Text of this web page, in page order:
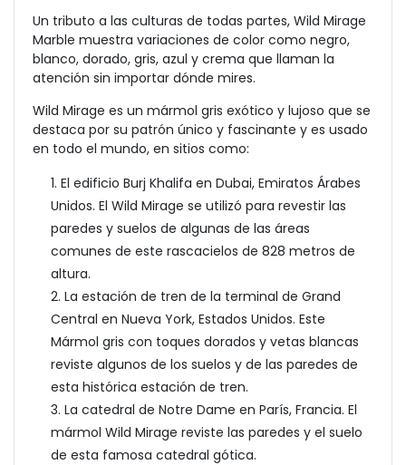
Un tributo a las culturas de todas partes, Wild Mirage
Marble muestra variaciones de color como negro,
blanco, dorado, gris, azul y crema que llaman la
atención sin importar dónde mires.
Wild Mirage es un mármol gris exótico y lujoso que se
destaca por su patrón único y fascinante y es usado
en todo el mundo, en sitios como:
1. El edificio Burj Khalifa en Dubai, Emiratos Árabes
Unidos. El Wild Mirage se utilizó para revestir las
paredes y suelos de algunas de las áreas
comunes de este rascacielos de 828 metros de
altura.
2. La estación de tren de la terminal de Grand
Central en Nueva York, Estados Unidos. Este
Mármol gris con toques dorados y vetas blancas
reviste algunos de los suelos y de las paredes de
esta histórica estación de tren.
3. La catedral de Notre Dame en París, Francia. El
mármol Wild Mirage reviste las paredes y el suelo
de esta famosa catedral gótica.